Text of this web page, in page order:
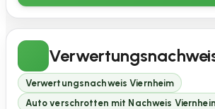
Verwertungsnachweis Viernheim
Auto verschrotten mit Nachweis